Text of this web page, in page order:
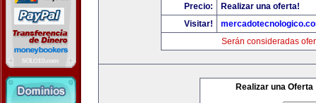
Precio:
Realizar una oferta!
Visitar!
Serán consideradas
Realizar una Oferta